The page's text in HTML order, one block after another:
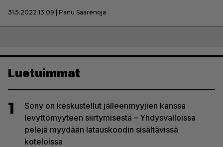
31.5.2022 13:09 | Panu Saarenoja
Luetuimmat
1
Sony on keskustellut jälleenmyyjien kanssa
levyttömyyteen siirtymisestä – Yhdysvalloissa
pelejä myydään latauskoodin sisältävissä
koteloissa